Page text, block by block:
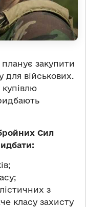
закупити
для військових.
Сил
з
класу захисту